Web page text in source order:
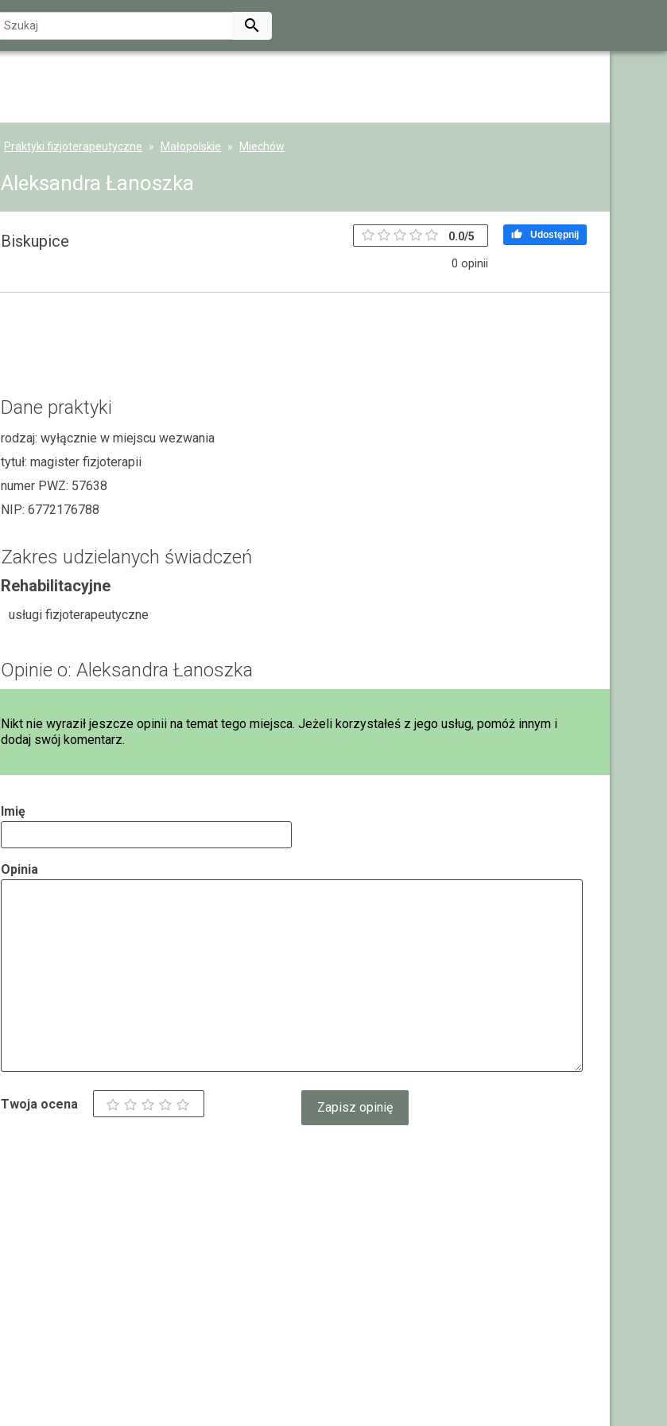

Praktyki fizjoterapeutyczne Małopolskie Miechów
Aleksandra Łanoszka
Biskupice 0.0/5
0 opinii
 Udostępnij
Dane praktyki
rodzaj: wyłącznie w miejscu wezwania
tytuł: magister fizjoterapii
numer PWZ: 57638
NIP: 6772176788
Zakres udzielanych świadczeń
Rehabilitacyjne
usługi fizjoterapeutyczne
Opinie o: Aleksandra Łanoszka
Nikt nie wyraził jeszcze opinii na temat tego miejsca. Jeżeli korzystałeś z jego usług, pomóż innym i
dodaj swój komentarz.
Imię
Opinia
Twoja ocena